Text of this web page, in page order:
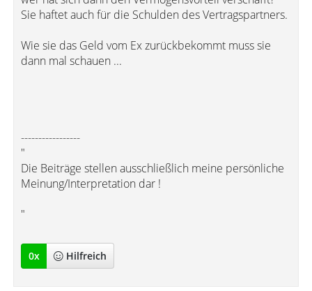
Sie haftet auch für die Schulden des Vertragspartners.
Wie sie das Geld vom Ex zurückbekommt muss sie
dann mal schauen ...
-----------------
"
Die Beiträge stellen ausschließlich meine persönliche
Meinung/Interpretation dar !
"
0x Hilfreich